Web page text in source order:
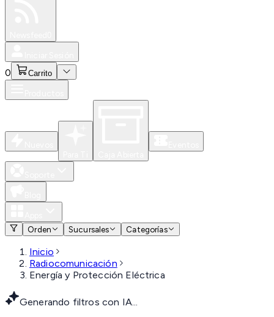
0 Carrito
Orden
Sucursales Categorías
Inicio
Radiocomunicación
Energía y Protección Eléctrica
Generando filtros con IA...